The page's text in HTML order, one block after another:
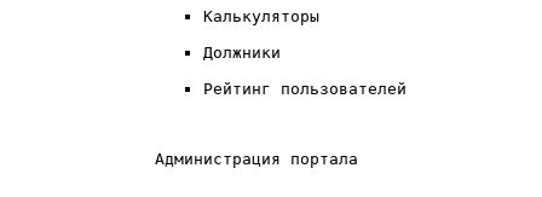
Калькуляторы
Должники
Рейтинг пользователей
Администрация портала